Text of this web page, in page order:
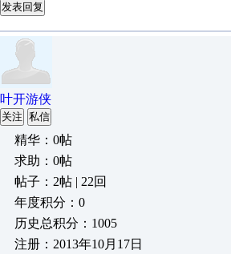
发表回复
叶开游侠
关注 私信
精华：0帖
求助：0帖
帖子：2帖 | 22回
年度积分：0
历史总积分：1005
注册：2013年10月17日